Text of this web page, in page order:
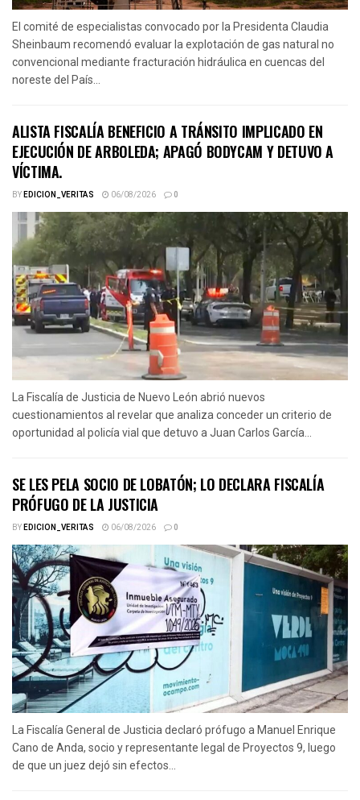
El comité de especialistas convocado por la Presidenta Claudia
Sheinbaum recomendó evaluar la explotación de gas natural no
convencional mediante fracturación hidráulica en cuencas del
noreste del País...
ALISTA FISCALÍA BENEFICIO A TRÁNSITO IMPLICADO EN
EJECUCIÓN DE ARBOLEDA; APAGÓ BODYCAM Y DETUVO A
VÍCTIMA.
BYEDICION_VERITAS 06/08/2026 0
La Fiscalía de Justicia de Nuevo León abrió nuevos
cuestionamientos al revelar que analiza conceder un criterio de
oportunidad al policía vial que detuvo a Juan Carlos García...
SE LES PELA SOCIO DE LOBATÓN; LO DECLARA FISCALÍA
PRÓFUGO DE LA JUSTICIA
BYEDICION_VERITAS 06/08/2026 0
La Fiscalía General de Justicia declaró prófugo a Manuel Enrique
Cano de Anda, socio y representante legal de Proyectos 9, luego
de que un juez dejó sin efectos...